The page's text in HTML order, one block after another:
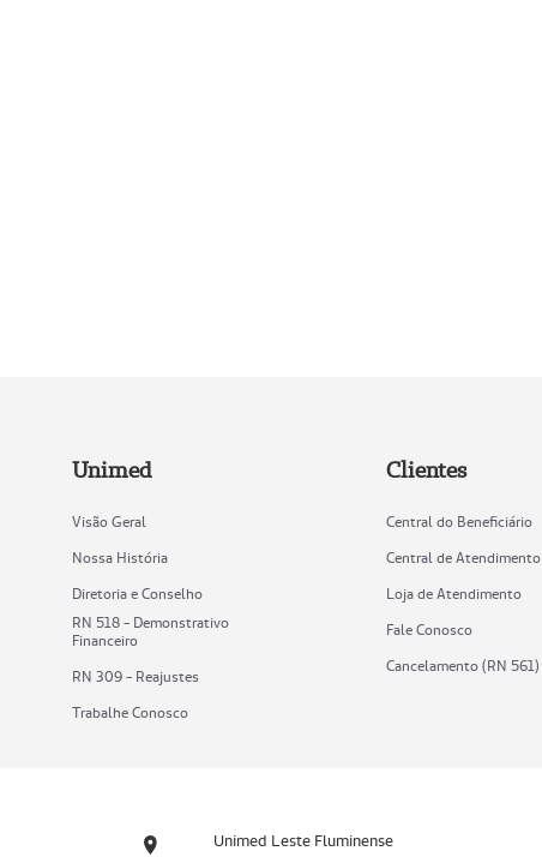
Unimed
Visão Geral
Nossa História
Diretoria e Conselho
RN 518 - Demonstrativo
Financeiro
RN 309 - Reajustes
Trabalhe Conosco
Clientes
Central do Beneficiário
Central de Atendimento
Loja de Atendimento
Fale Conosco
Cancelamento (RN 561)
Unimed Leste Fluminense